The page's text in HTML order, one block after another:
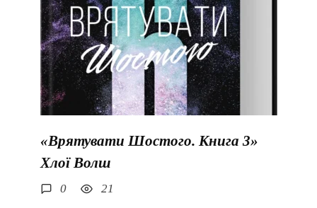
«Врятувати Шостого. Книга 3»
Хлої Волш
0 21